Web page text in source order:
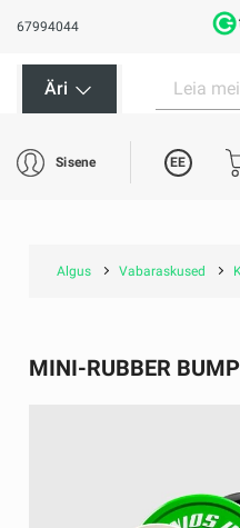
67994044
Äri
Sisene EE
Algus Vabaraskused
MINI-RUBBER